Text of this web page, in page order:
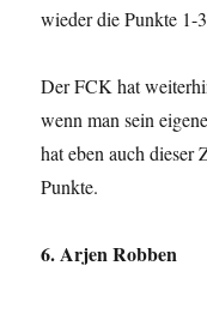
wieder die Punkte 1-
Der FCK hat
wenn man sein
hat eben auch dieser
Punkte.
6. Arjen Robben